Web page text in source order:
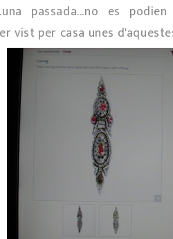
passada...no es
vist per casa unes